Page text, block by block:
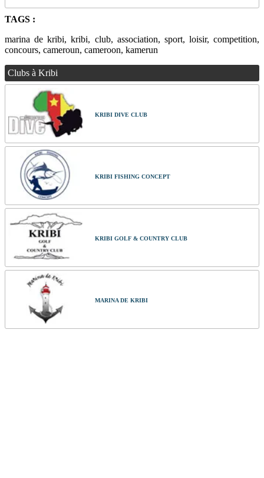
TAGS :
marina de kribi, kribi, club, association, sport, loisir, competition,
concours, cameroun, cameroon, kamerun
Clubs à Kribi
KRIBI DIVE CLUB
KRIBI FISHING CONCEPT
KRIBI GOLF & COUNTRY CLUB
MARINA DE KRIBI